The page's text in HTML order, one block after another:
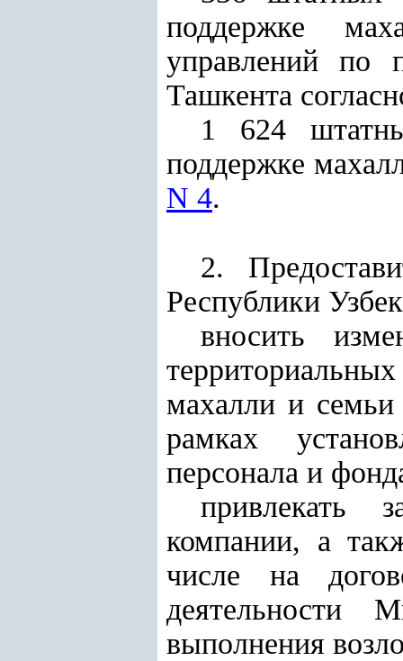
поддержке
управлений по
Ташкента
1 624
поддержке
N 4.
2.
Республики
вносить
махалли и семьи
рамках
персонала и
привлекать
компании, а
числе на
деятельности
выполнения